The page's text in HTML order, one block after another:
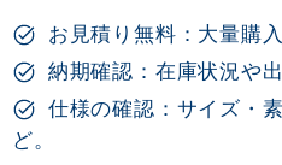
お見積り無料：大量購
納期確認：在庫状況や
仕様の確認：サイズ・
ど。